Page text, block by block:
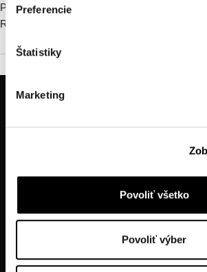
Preferencie
Štatistiky
Marketing
Povoliť všetko
Povoliť výber
Ponúkame vám príjemné prostredie pre Vaše
Rezervujte si u nás stôl , my sa radi
tel.: +421914334466
tel.: +421556324522